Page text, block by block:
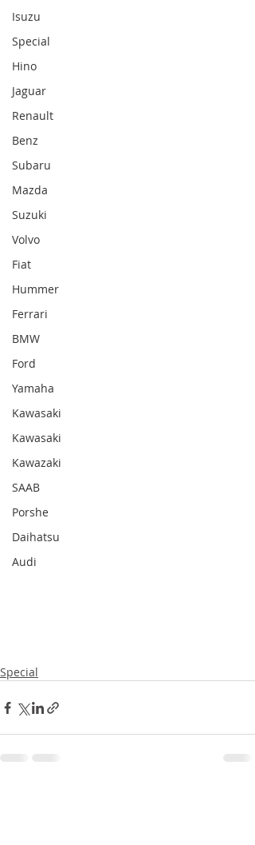
Isuzu
Special
Hino
Jaguar
Renault
Benz
Subaru
Mazda
Suzuki
Volvo
Fiat
Hummer
Ferrari
BMW
Ford
Yamaha
Kawasaki
Kawasaki
Kawazaki
SAAB
Porshe
Daihatsu
Audi
Special